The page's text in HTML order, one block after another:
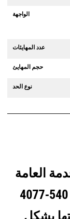
الواجهة
عدد المهايئات
حجم المهايئ
نوع الحد
العامة
سعة 1650 مم (65 بوصة): 540-4077